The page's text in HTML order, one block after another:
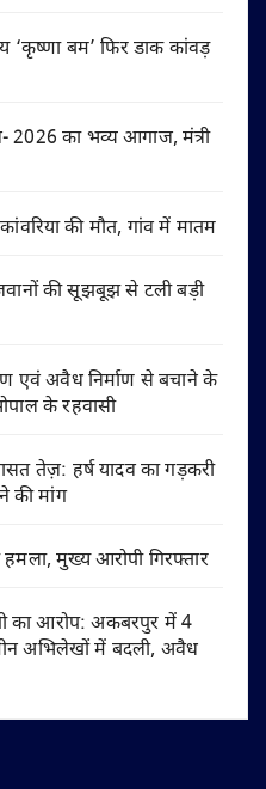
‘कृष्णा बम’ फिर डाक कांवड़
2026 का भव्य आगाज, मंत्री
कांवरिया की मौत, गांव में मातम
की सूझबूझ से टली बड़ी
एवं अवैध निर्माण से बचाने के
के रहवासी
तेज़: हर्ष यादव का गड़करी
की मांग
मुख्य आरोपी गिरफ्तार
का आरोप: अकबरपुर में 4
अभिलेखों में बदली, अवैध